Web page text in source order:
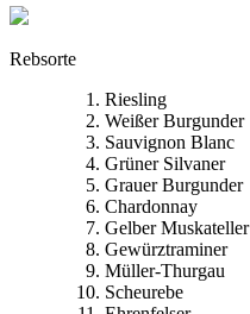
Rebsorte
Riesling
Weißer Burgunder
Sauvignon Blanc
Grüner Silvaner
Grauer Burgunder
Chardonnay
Gelber Muskateller
Gewürztraminer
Müller-Thurgau
Scheurebe